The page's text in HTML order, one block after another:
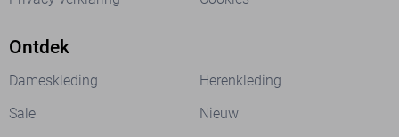
Ontdek
Dameskleding
Herenkleding
Sale
Nieuw